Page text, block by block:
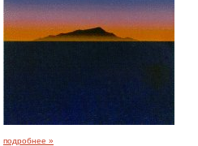
подробнее »